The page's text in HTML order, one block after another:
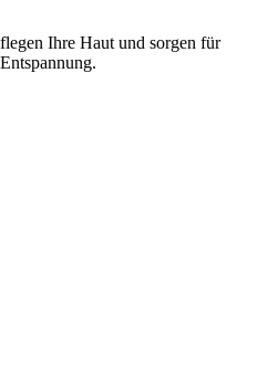
Ihre Haut und sorgen für